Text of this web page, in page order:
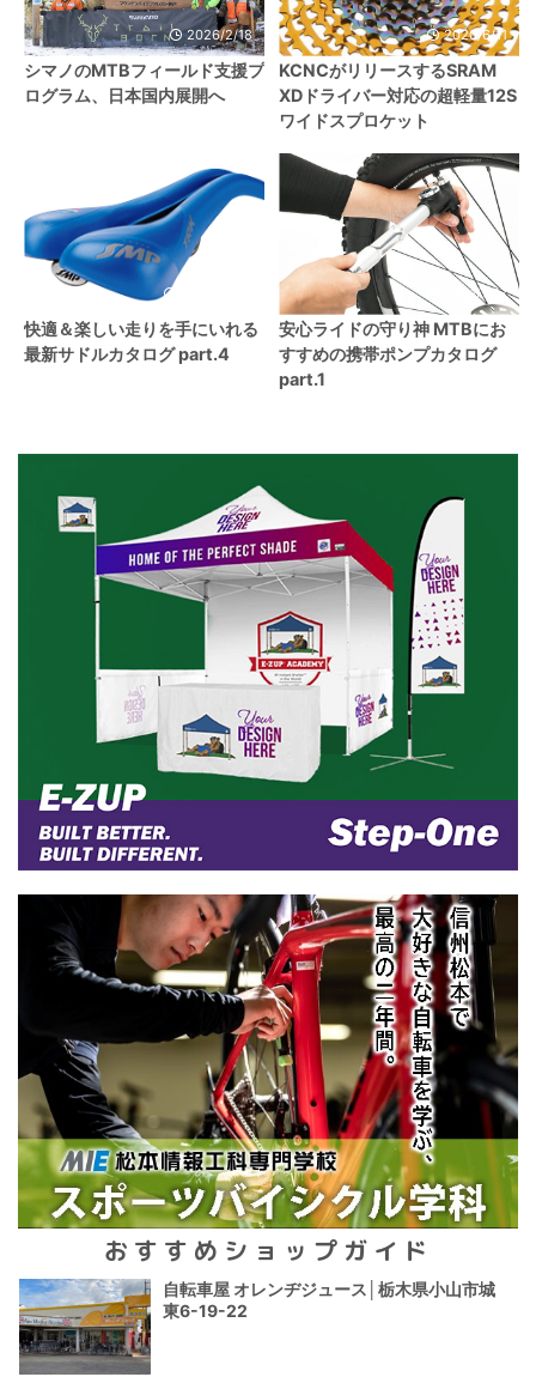
2026/2/18
シマノのMTBフィールド支援プ
ログラム、日本国内展開へ
2020/6/11
KCNCがリリースするSRAM
XDドライバー対応の超軽量12S
ワイドスプロケット
快適＆楽しい走りを手にいれる
最新サドルカタログ part.4
2021/1/27
安心ライドの守り神 MTBにお
すすめの携帯ポンプカタログ
part.1
おすすめショップガイド
自転車屋 オレンヂジュース│栃木県小山市城
東6-19-22